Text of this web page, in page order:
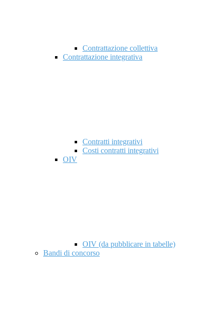
Contrattazione collettiva
Contrattazione integrativa
Contratti integrativi
Costi contratti integrativi
OIV
OIV (da pubblicare in tabelle)
Bandi di concorso